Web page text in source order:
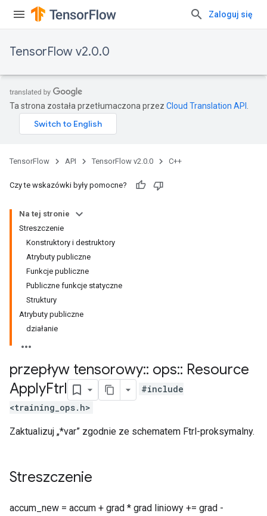
Zaloguj się
TensorFlow v2.0.0
Ta strona została przetłumaczona przez Cloud Translation API
TensorFlow API TensorFlow v2.0.0 C++
Czy te wskazówki były pomocne?
Na tej stronie
Streszczenie
Konstruktory i destruktory
Atrybuty publiczne
Funkcje publiczne
Publiczne funkcje statyczne
Struktury
Atrybuty publiczne
działanie
przepływ tensorowy:: ops:: Resource
ApplyFtrl
#include
<training_ops.h>
Zaktualizuj „*var” zgodnie ze schematem Ftrl-proksymalny.
Streszczenie
accum_new = accum + grad * grad liniowy += grad -